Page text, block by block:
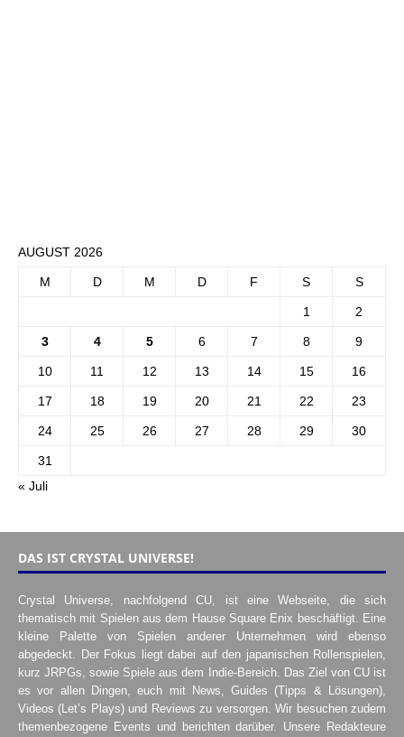
AUGUST 2026
M D M D F S S
1 2
3 4 5 6 7 8 9
10 11 12 13 14 15 16
17 18 19 20 21 22 23
24 25 26 27 28 29 30
31
« Juli
DAS IST CRYSTAL UNIVERSE!
Crystal Universe, nachfolgend CU, ist eine Webseite, die sich
thematisch mit Spielen aus dem Hause Square Enix beschäftigt. Eine
kleine Palette von Spielen anderer Unternehmen wird ebenso
abgedeckt. Der Fokus liegt dabei auf den japanischen Rollenspielen,
kurz JRPGs, sowie Spiele aus dem Indie-Bereich. Das Ziel von CU ist
es vor allen Dingen, euch mit News, Guides (Tipps & Lösungen),
Videos (Let’s Plays) und Reviews zu versorgen. Wir besuchen zudem
themenbezogene Events und berichten darüber. Unsere Redakteure